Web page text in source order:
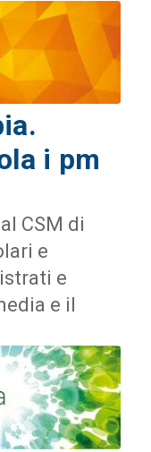
i pm
CSM di
e
e
e il